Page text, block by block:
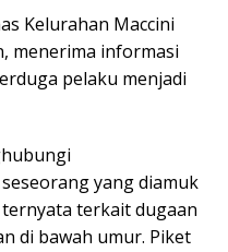
Kelurahan Maccini
menerima informasi
pelaku menjadi
yang diamuk
ternyata terkait dugaan
di bawah umur. Piket